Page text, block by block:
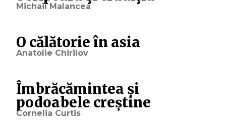
Michail Malancea
O călătorie în asia
Anatolie Chirilov
Îmbrăcămintea și
podoabele creștine
Cornelia Curtis